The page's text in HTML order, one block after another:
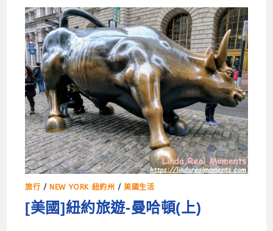
旅行 / NEW YORK 紐約州 /美國生活
[美國]紐約旅遊-曼哈頓(上)